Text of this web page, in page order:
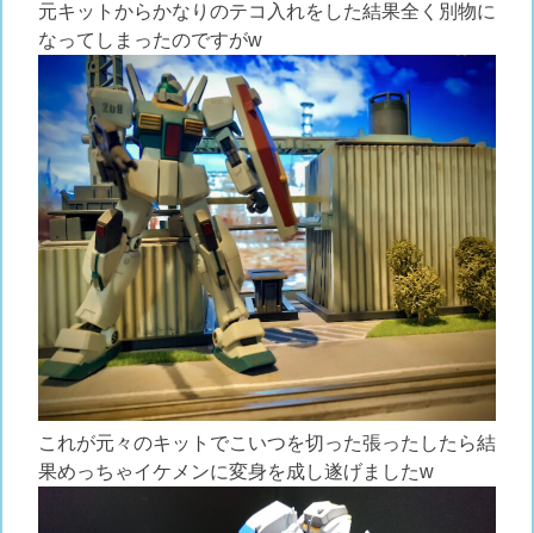
元キットからかなりのテコ入れをした結果全く別物に
なってしまったのですがw
これが元々のキットでこいつを切った張ったしたら結
果めっちゃイケメンに変身を成し遂げましたw